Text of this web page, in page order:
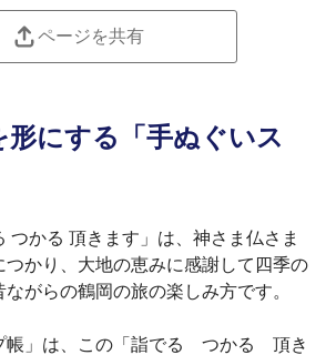
ページを共有
形にする「手ぬぐいス
つかる 頂きます」は、神さま仏さま
つかり、大地の恵みに感謝して四季の
がらの鶴岡の旅の楽しみ方です。
帳」は、この「詣でる つかる 頂き